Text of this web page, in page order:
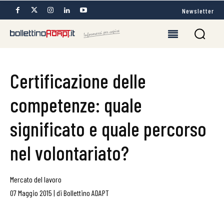
Newsletter
Certificazione delle
competenze: quale
significato e quale percorso
nel volontariato?
Mercato del lavoro
07 Maggio 2015 | di Bollettino ADAPT